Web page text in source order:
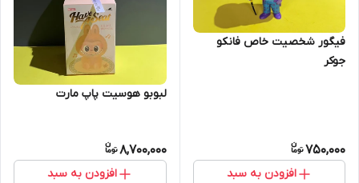
فیگور شخصیت خاص فانکو
جوکر
750,000
افزودن به سبد
لبوبو هوسیت پاپ مارت
8,700,000
افزودن به سبد